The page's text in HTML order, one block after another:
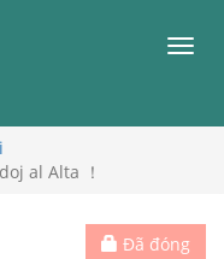
al Alta ！
Đã đóng